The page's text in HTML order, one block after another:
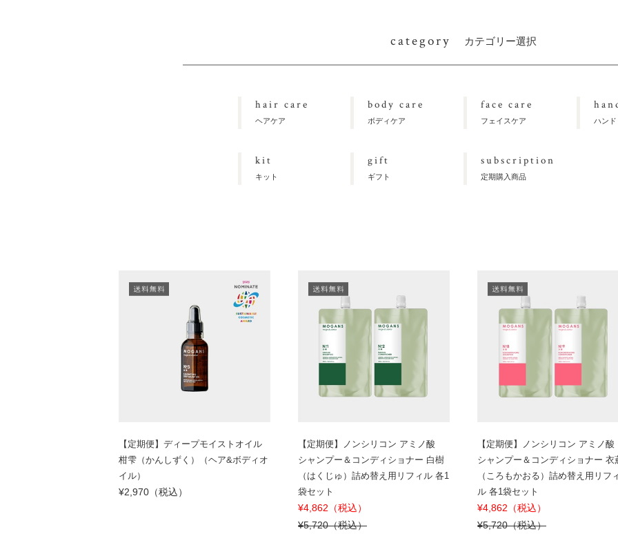
category カテゴリー選択
hair care
ヘアケア
body care
ボディケア
face care
フェイスケア ハン
kit
キット
gift
ギフト
subscription
定期購入商品
【定期便】ディープモイストオイル
柑雫（かんしずく）（ヘア&ボディオ
イル）
¥2,970（税込）
【定期便】ノンシリコン アミノ酸
シャンプー＆コンディショナー 白樹
（はくじゅ）詰め替え用リフィル 各1
袋セット
¥4,862（税込）
¥5,720（税込）
【定期便】ノンシリコン アミノ酸
シャンプー＆コンディショナー 衣
（ころもかおる）詰め替え用リフ
ル 各1袋セット
¥4,862（税込）
¥5,720（税込）